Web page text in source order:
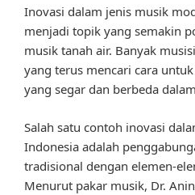
Inovasi dalam jenis musik
menjadi topik yang semakin
musik tanah air. Banyak
yang terus mencari cara
yang segar dan berbeda
Salah satu contoh inovasi
Indonesia adalah
tradisional dengan elemen-
Menurut pakar musik, Dr.